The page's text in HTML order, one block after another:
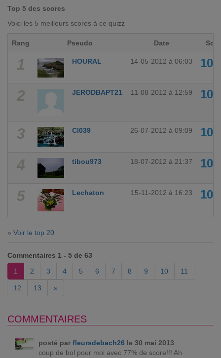
Top 5 des scores
Voici les 5 meilleurs scores à ce quizz
Rang Pseudo Date
1 HOURAL 14-05-2012 à 06:03
2 JERODBAPT21 11-08-2012 à 12:59
3 Cl039 26-07-2012 à 09:09
4 tibou973 18-07-2012 à 21:37
5 Lechaton 15-11-2012 à 16:23
» Voir le top 20
Commentaires 1 - 5 de 63
1
2 3 4 5 6 7 8 9 10 11
12 13 »
COMMENTAIRES
posté par fleursdebach26 le 30 mai 2013
coup de bol pour moi avec 77% de score!!! Ah